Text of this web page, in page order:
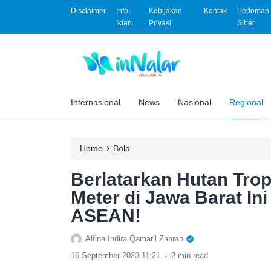
Disclaimer
Info
Iklan
Kebijakan
Privasi
Kontak
Siber
Internasional News Nasional Regional
Home › Bola
Berlatarkan Hutan
Meter di Jawa Barat
ASEAN!
Alfina Indira Qamaril Zahrah
16 September 2023 11:21
. 2 min read